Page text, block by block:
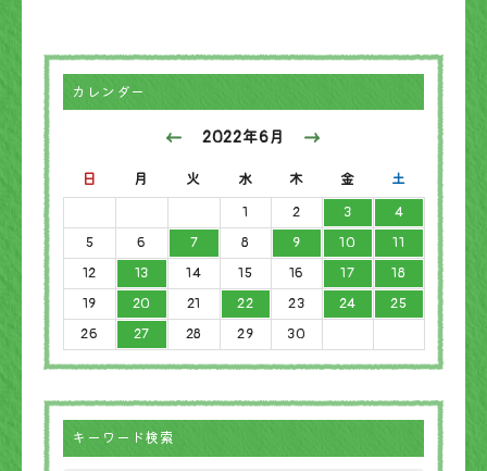
カレンダー
2022年6月
日 月 火 水 木 金
土
1
2 3
4
5
6 7 8 9 10
11
12
13 14 15 16 17
18
19
20 21 22 23 24
25
26
27 28 29 30
キーワード検索